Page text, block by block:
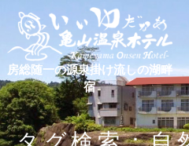
房総随一の源泉掛け流しの湖畔
宿